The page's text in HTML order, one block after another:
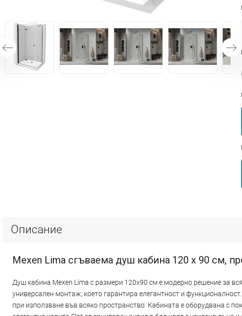
Описание
Mexen Lima сгъваема душ кабина 120 x 90 см,
Душ кабина Mexen Lima с размери 120x90 см е модерно решение за
универсален монтаж, което гарантира елегантност и
при използване във всяко пространство. Кабината е оборудвана с